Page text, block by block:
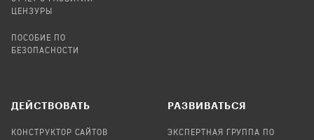
ЦЕНЗУРЫ
ПОСОБИЕ ПО
БЕЗОПАСНОСТИ
ДЕЙСТВОВАТЬ
КОНСТРУКТОР САЙТОВ
РАЗВИВАТЬСЯ
ЭКСПЕРТНАЯ ГРУППА ПО